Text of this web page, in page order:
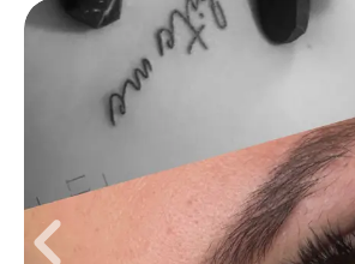
Di 10:00 - 19:00
10:00 - 19:00
10:00 - 19:00
10:00 - 16:00
So